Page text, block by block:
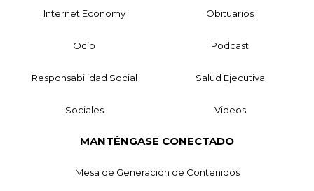
Internet Economy Obituarios
Ocio Podcast
Responsabilidad Social Salud Ejecutiva
Sociales Videos
MANTÉNGASE CONECTADO
Mesa de Generación de Contenidos